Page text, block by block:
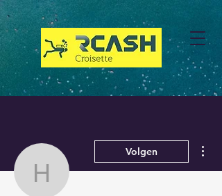
hanusclaude
Volgen